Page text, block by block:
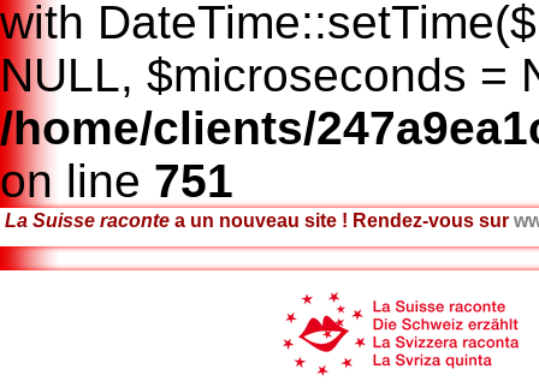
with
NULL, $microseconds =
/home/clients/
on line 751
La Suisse raconte a un nouveau site ! Rendez-vous sur